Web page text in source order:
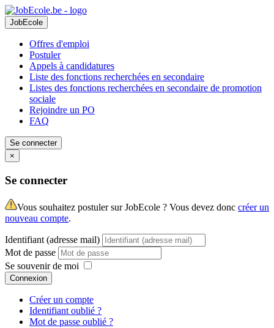
JobEcole
Offres d'emploi
Postuler
Appels à candidatures
Liste des fonctions recherchées en secondaire
Listes des fonctions recherchées en secondaire de promotion
sociale
Rejoindre un PO
FAQ
Se connecter
×
Se connecter
Vous souhaitez postuler sur JobEcole ? Vous devez donc créer un
nouveau compte.
Identifiant (adresse mail)
Mot de passe
Se souvenir de moi
Connexion
Créer un compte
Identifiant oublié ?
Mot de passe oublié ?